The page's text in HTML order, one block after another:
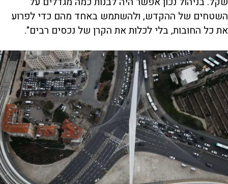
השטחים של ההקדש, ולהשתמש באחד מהם כדי לפרוע
את כל החובות, בלי לכלות את הקרן של נכסים רבים".